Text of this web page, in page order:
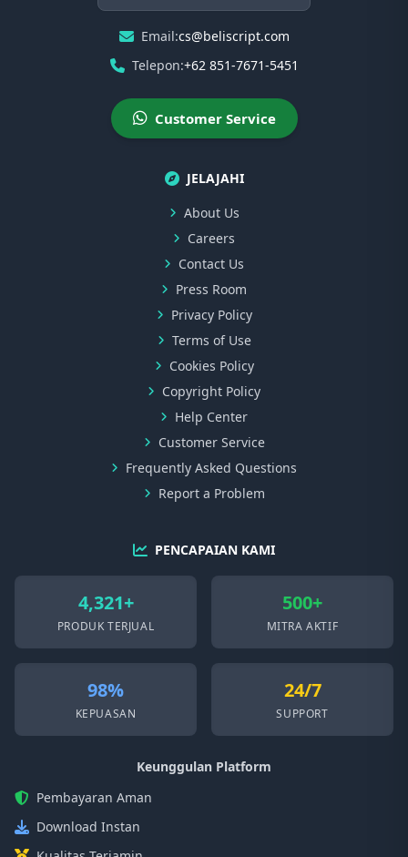
Email:cs@beliscript.com
Telepon:+62 851-7671-5451
Customer Service
JELAJAHI
About Us
Careers
Contact Us
Press Room
Privacy Policy
Terms of Use
Cookies Policy
Copyright Policy
Help Center
Customer Service
Frequently Asked Questions
Report a Problem
PENCAPAIAN KAMI
4,321+
PRODUK TERJUAL
500+
MITRA AKTIF
98%
KEPUASAN
24/7
SUPPORT
Keunggulan Platform
Pembayaran Aman
Download Instan